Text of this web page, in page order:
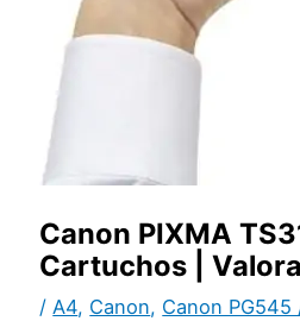
Canon PIXMA
Cartuchos |
/A4, Canon, Canon PG545